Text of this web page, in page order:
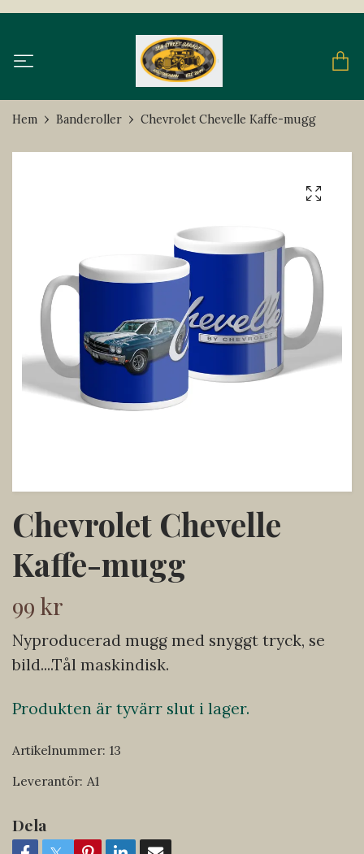
Hem Banderoller Chevrolet Chevelle Kaffe-mugg
Chevrolet Chevelle
Kaffe-mugg
99 kr
Nyproducerad mugg med snyggt tryck, se
bild....Tål maskindisk.
Produkten är tyvärr slut i lager.
Artikelnummer: 13
Leverantör: A1
Dela